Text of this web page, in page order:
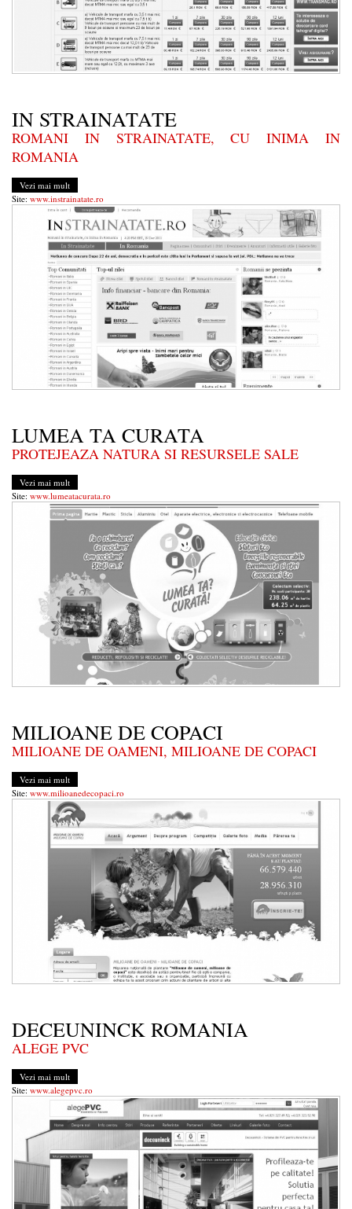
IN STRAINATATE
ROMANI IN STRAINATATE, CU INIMA IN
ROMANIA
Vezi mai mult
Site: www.instrainatate.ro
LUMEA TA CURATA
PROTEJEAZA NATURA SI RESURSELE SALE
Vezi mai mult
Site: www.lumeatacurata.ro
MILIOANE DE COPACI
MILIOANE DE OAMENI, MILIOANE DE COPACI
Vezi mai mult
Site: www.milioanedecopaci.ro
DECEUNINCK ROMANIA
ALEGE PVC
Vezi mai mult
Site: www.alegepvc.ro